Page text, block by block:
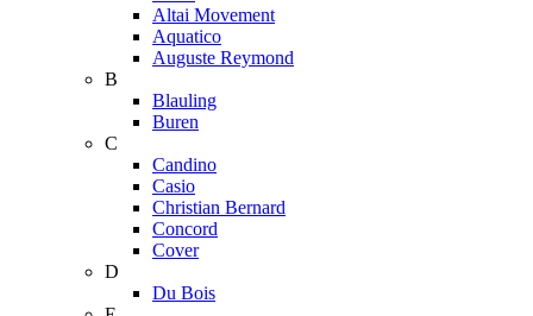
Altai Movement
Aquatico
Auguste Reymond
B
Blauling
Buren
C
Candino
Casio
Christian Bernard
Concord
Cover
D
Du Bois